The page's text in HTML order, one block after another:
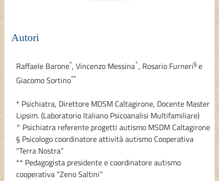
Autori
Raffaele Barone*, Vincenzo Messina°, Rosario Furneri§e
Giacomo Sortino**
* Psichiatra, Direttore MDSM Caltagirone, Docente Master
Lipsim. (Laboratorio Italiano Psicoanalisi Multifamiliare)
° Psichiatra referente progetti autismo MSDM Caltagirone
§ Psicologo coordinatore attività autismo Cooperativa
“Terra Nostra”
** Pedagogista presidente e coordinatore autismo
cooperativa “Zeno Saltini”